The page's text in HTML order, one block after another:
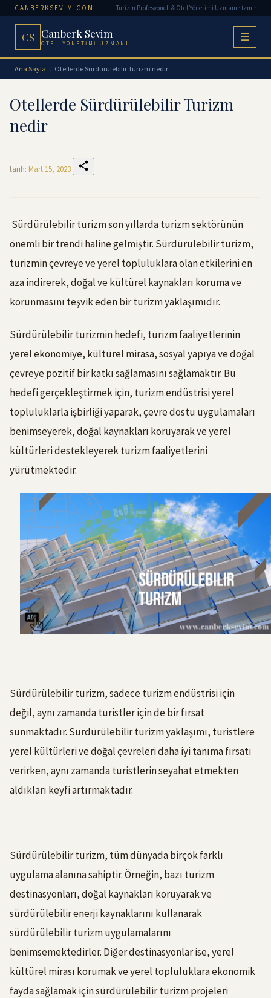
CANBERKSEVIM.COM Turizm Profesyoneli & Otel Yönetimi Uzmanı · İzmir
CS Canberk Sevim
OTEL YÖNETIMI UZMANI ☰
Ana Sayfa Otellerde Sürdürülebilir Turizm nedir
Otellerde Sürdürülebilir Turizm
nedir
tarih: Mart 15, 2023
Sürdürülebilir turizm son yıllarda turizm sektörünün
önemli bir trendi haline gelmiştir. Sürdürülebilir turizm,
turizmin çevreye ve yerel topluluklara olan etkilerini en
aza indirerek, doğal ve kültürel kaynakları koruma ve
korunmasını teşvik eden bir turizm yaklaşımıdır.
Sürdürülebilir turizmin hedefi, turizm faaliyetlerinin
yerel ekonomiye, kültürel mirasa, sosyal yapıya ve doğal
çevreye pozitif bir katkı sağlamasını sağlamaktır. Bu
hedefi gerçekleştirmek için, turizm endüstrisi yerel
topluluklarla işbirliği yaparak, çevre dostu uygulamaları
benimseyerek, doğal kaynakları koruyarak ve yerel
kültürleri destekleyerek turizm faaliyetlerini
yürütmektedir.
Sürdürülebilir turizm, sadece turizm endüstrisi için
değil, aynı zamanda turistler için de bir fırsat
sunmaktadır. Sürdürülebilir turizm yaklaşımı, turistlere
yerel kültürleri ve doğal çevreleri daha iyi tanıma fırsatı
verirken, aynı zamanda turistlerin seyahat etmekten
aldıkları keyfi artırmaktadır.
Sürdürülebilir turizm, tüm dünyada birçok farklı
uygulama alanına sahiptir. Örneğin, bazı turizm
destinasyonları, doğal kaynakları koruyarak ve
sürdürülebilir enerji kaynaklarını kullanarak
sürdürülebilir turizm uygulamalarını
benimsemektedirler. Diğer destinasyonlar ise, yerel
kültürel mirası korumak ve yerel topluluklara ekonomik
fayda sağlamak için sürdürülebilir turizm projeleri